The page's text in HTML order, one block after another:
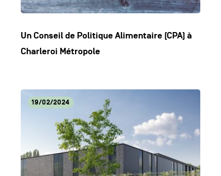
Un Conseil de Politique Alimentaire (CPA) à
Charleroi Métropole
19/02/2024
Lire